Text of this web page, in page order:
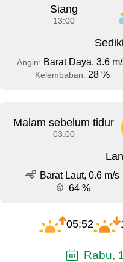
Siang
13:00
Angin: Barat Daya, 3.6
Kelembaban: 28 %
Malam sebelum tidur
03:00
Barat Laut, 0.6 m/s
64 %
05:52
Rabu,